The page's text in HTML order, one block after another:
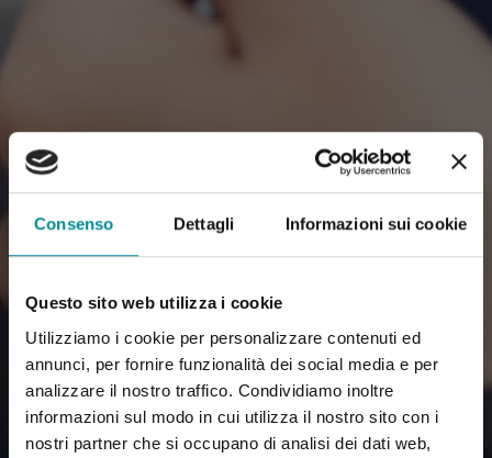
Consenso Dettagli Informazioni sui cookie
Questo sito web utilizza i cookie
Utilizziamo i cookie per personalizzare contenuti ed
annunci, per fornire funzionalità dei social media e per
analizzare il nostro traffico. Condividiamo inoltre
informazioni sul modo in cui utilizza il nostro sito con i
nostri partner che si occupano di analisi dei dati web,